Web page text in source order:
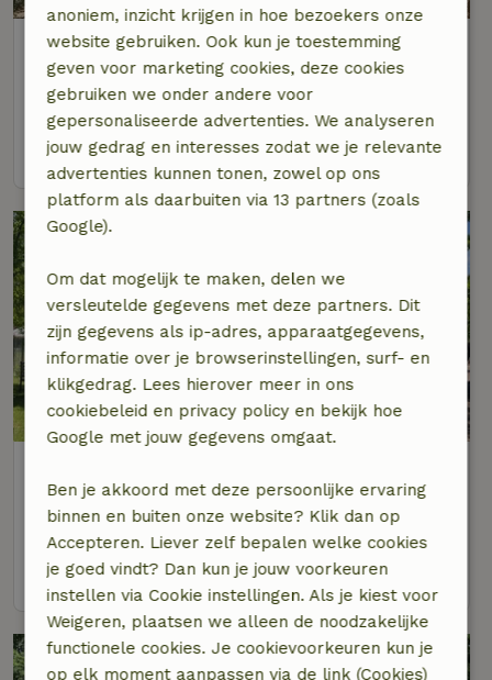
Natuurhuisje in Garderen
Op 5 km afstand van Kootwijk
bekijk
Op 5 km afstand van Kootwijk
8,8/10
2 slaapkamers
bekijk
anoniem, inzicht krijgen in hoe bezoekers onze
website gebruiken. Ook kun je toestemming
geven voor marketing cookies, deze cookies
gebruiken we onder andere voor
gepersonaliseerde advertenties. We analyseren
jouw gedrag en interesses zodat we je relevante
advertenties kunnen tonen, zowel op ons
platform als daarbuiten via 13 partners (zoals
Google).
Om dat mogelijk te maken, delen we
versleutelde gegevens met deze partners. Dit
zijn gegevens als ip-adres, apparaatgegevens,
informatie over je browserinstellingen, surf- en
klikgedrag. Lees hierover meer in ons
cookiebeleid en privacy policy en bekijk hoe
Google met jouw gegevens omgaat.
Ben je akkoord met deze persoonlijke ervaring
binnen en buiten onze website? Klik dan op
Accepteren. Liever zelf bepalen welke cookies
je goed vindt? Dan kun je jouw voorkeuren
instellen via Cookie instellingen. Als je kiest voor
Weigeren, plaatsen we alleen de noodzakelijke
functionele cookies. Je cookievoorkeuren kun je
op elk moment aanpassen via de link (Cookies)